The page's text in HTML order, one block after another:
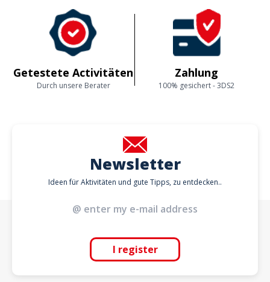
Getestete Activitäten
Durch unsere Berater
Zahlung
100% gesichert - 3DS2
Newsletter
Ideen für Aktivitäten und gute Tipps, zu entdecken..
I register